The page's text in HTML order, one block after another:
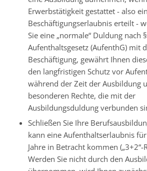
Erwerbstätigkeit gestattet - also
Beschäftigungserlaubnis erteilt -
Sie eine „normale“ Duldung nach
Aufenthaltsgesetz (AufenthG) mit
Beschäftigung, gewährt Ihnen
den langfristigen Schutz vor
während der Zeit der Ausbildung
besonderen Rechte, die mit der
Ausbildungsduldung verbunden
Schließen Sie Ihre
kann eine Aufenthaltserlaubnis
Jahre in Betracht kommen („3+2“-
Werden Sie nicht durch den